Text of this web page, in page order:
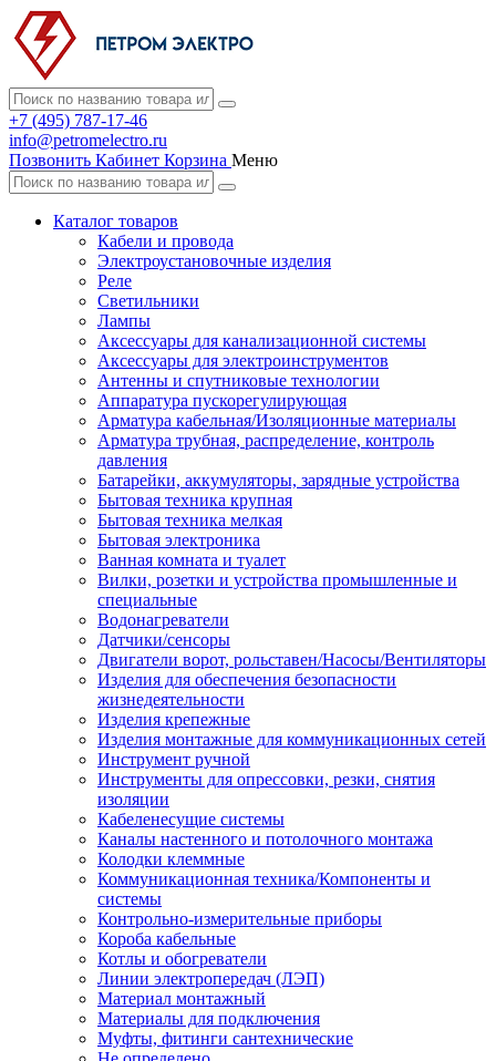
+7 (495) 787-17-46
info@petromelectro.ru
Позвонить Кабинет Корзина Меню
Каталог товаров
Кабели и провода
Электроустановочные изделия
Реле
Светильники
Лампы
Аксессуары для канализационной системы
Аксессуары для электроинструментов
Антенны и спутниковые технологии
Аппаратура пускорегулирующая
Арматура кабельная/Изоляционные материалы
Арматура трубная, распределение, контроль
давления
Батарейки, аккумуляторы, зарядные устройства
Бытовая техника крупная
Бытовая техника мелкая
Бытовая электроника
Ванная комната и туалет
Вилки, розетки и устройства промышленные и
специальные
Водонагреватели
Датчики/сенсоры
Двигатели ворот, рольставен/Насосы/Вентиляторы
Изделия для обеспечения безопасности
жизнедеятельности
Изделия крепежные
Изделия монтажные для коммуникационных сетей
Инструмент ручной
Инструменты для опрессовки, резки, снятия
изоляции
Кабеленесущие системы
Каналы настенного и потолочного монтажа
Колодки клеммные
Коммуникационная техника/Компоненты и
системы
Контрольно-измерительные приборы
Короба кабельные
Котлы и обогреватели
Линии электропередач (ЛЭП)
Материал монтажный
Материалы для подключения
Муфты, фитинги сантехнические